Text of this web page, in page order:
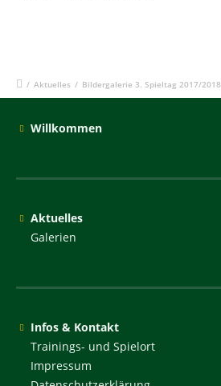
/ Aktuelles / Bildergalerie 3. Spieltag 2017/2018
Willkommen
Aktuelles
Galerien
Infos & Kontakt
Trainings- und Spielort
Impressum